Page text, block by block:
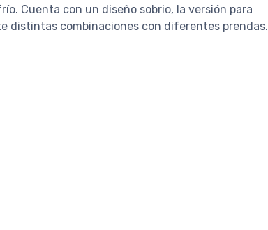
Cuenta con un diseño sobrio, la versión para
distintas combinaciones con diferentes prendas.